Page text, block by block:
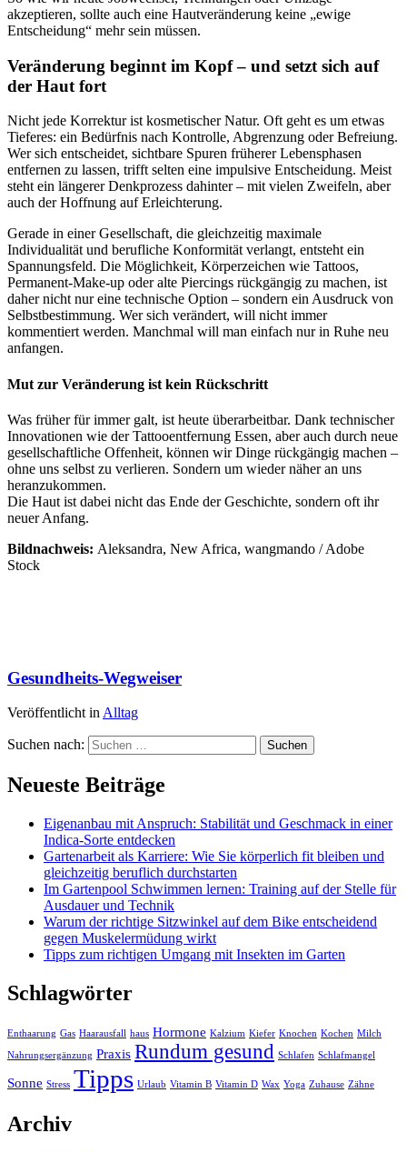
akzeptieren, sollte auch eine Hautveränderung keine „ewige
Entscheidung“ mehr sein müssen.
Veränderung beginnt im Kopf – und setzt sich auf
der Haut fort
Nicht jede Korrektur ist kosmetischer Natur. Oft geht es um etwas
Tieferes: ein Bedürfnis nach Kontrolle, Abgrenzung oder Befreiung.
Wer sich entscheidet, sichtbare Spuren früherer Lebensphasen
entfernen zu lassen, trifft selten eine impulsive Entscheidung. Meist
steht ein längerer Denkprozess dahinter – mit vielen Zweifeln, aber
auch der Hoffnung auf Erleichterung.
Gerade in einer Gesellschaft, die gleichzeitig maximale
Individualität und berufliche Konformität verlangt, entsteht ein
Spannungsfeld. Die Möglichkeit, Körperzeichen wie Tattoos,
Permanent-Make-up oder alte Piercings rückgängig zu machen, ist
daher nicht nur eine technische Option – sondern ein Ausdruck von
Selbstbestimmung. Wer sich verändert, will nicht immer
kommentiert werden. Manchmal will man einfach nur in Ruhe neu
anfangen.
Mut zur Veränderung ist kein Rückschritt
Was früher für immer galt, ist heute überarbeitbar. Dank technischer
Innovationen wie der Tattooentfernung Essen, aber auch durch neue
gesellschaftliche Offenheit, können wir Dinge rückgängig machen –
ohne uns selbst zu verlieren. Sondern um wieder näher an uns
heranzukommen.
Die Haut ist dabei nicht das Ende der Geschichte, sondern oft ihr
neuer Anfang.
Bildnachweis: Aleksandra, New Africa, wangmando / Adobe
Stock
Gesundheits-Wegweiser
Veröffentlicht in Alltag
Suchen nach:
Neueste Beiträge
Eigenanbau mit Anspruch: Stabilität und Geschmack in einer
Indica-Sorte entdecken
Gartenarbeit als Karriere: Wie Sie körperlich fit bleiben und
gleichzeitig beruflich durchstarten
Im Gartenpool Schwimmen lernen: Training auf der Stelle für
Ausdauer und Technik
Warum der richtige Sitzwinkel auf dem Bike entscheidend
gegen Muskelermüdung wirkt
Tipps zum richtigen Umgang mit Insekten im Garten
Schlagwörter
Enthaarung Gas Haarausfall haus Hormone Kalzium Kiefer Knochen Kochen Milch
Nahrungsergänzung Praxis Rundum gesund Schlafen Schlafmangel
Sonne Stress Tipps Urlaub Vitamin B Vitamin D Wax Yoga Zuhause Zähne
Archiv